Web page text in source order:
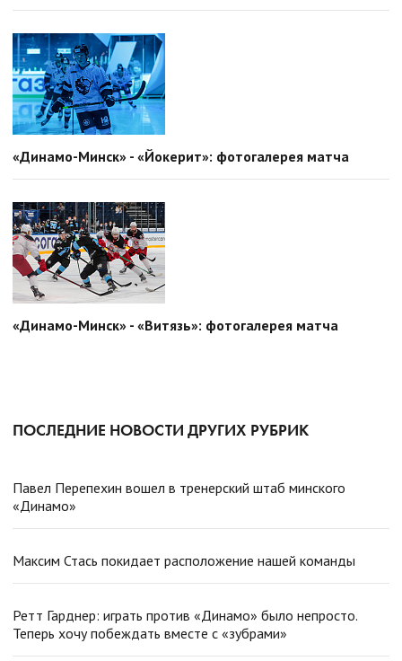
«Динамо-Минск» - «Йокерит»: фотогалерея матча
«Динамо-Минск» - «Витязь»: фотогалерея матча
ПОСЛЕДНИЕ НОВОСТИ ДРУГИХ РУБРИК
Павел Перепехин вошел в тренерский штаб минского
«Динамо»
Максим Стась покидает расположение нашей команды
Ретт Гарднер: играть против «Динамо» было непросто.
Теперь хочу побеждать вместе с «зубрами»